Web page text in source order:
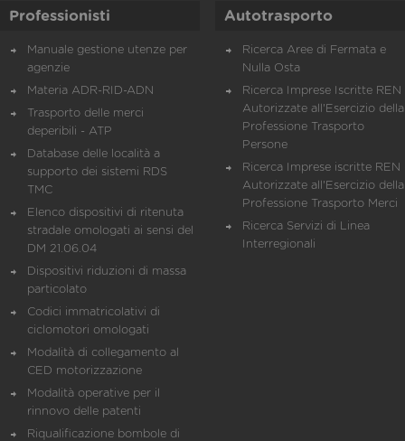
Professionisti
Manuale gestione utenze per
agenzie
Materia ADR-RID-ADN
Trasporto delle merci
deperibili - ATP
Database delle località a
supporto dei sistemi RDS
TMC
Elenco dispositivi di ritenuta
stradale omologati ai sensi del
DM 21.06.04
Dispositivi riduzioni di massa
particolato
Codici immatricolativi di
ciclomotori omologati
Modalità di collegamento al
CED motorizzazione
Modalità operative per il
rinnovo delle patenti
Riqualificazione bombole di
Autotrasporto
Ricerca Aree di Fermata e
Nulla Osta
Ricerca Imprese Iscritte REN
Autorizzate all'Esercizio della
Professione Trasporto
Persone
Ricerca Imprese iscritte REN
Autorizzate all'Esercizio della
Professione Trasporto Merci
Ricerca Servizi di Linea
Interregionali